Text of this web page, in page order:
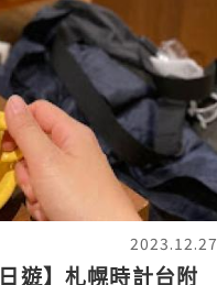
2023.12.27
遊】札幌時計台附